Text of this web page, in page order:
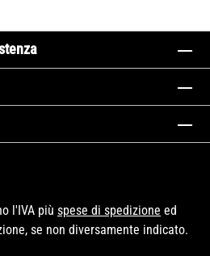
l'IVA più spese di spedizione ed
se non diversamente indicato.